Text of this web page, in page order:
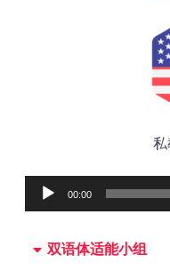
私
Audio
Player
00:00
双语体适能小组